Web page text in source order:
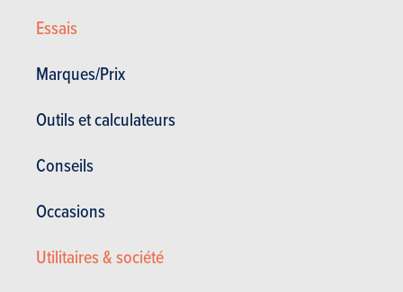
Essais
Marques/Prix
Outils et calculateurs
Conseils
Occasions
Utilitaires & société
Opel Meriva en stock
Opel Meriva d'occasion
Essais Opel Meriva
Spécifications Opel Meriva
LES CONCURRENTES